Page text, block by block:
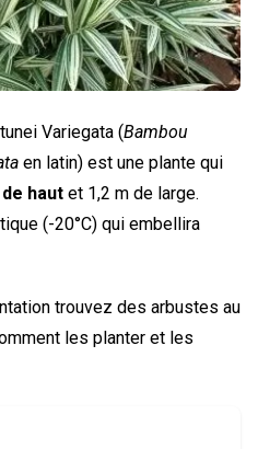
Variegata (Bambou
en latin) est une plante qui
haut et 1,2 m de large.
(-20°C) qui embellira
trouvez des arbustes au
les planter et les